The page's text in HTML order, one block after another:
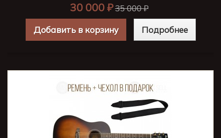
30 000 ₽35 000 ₽
Добавить в корзину Подробнее